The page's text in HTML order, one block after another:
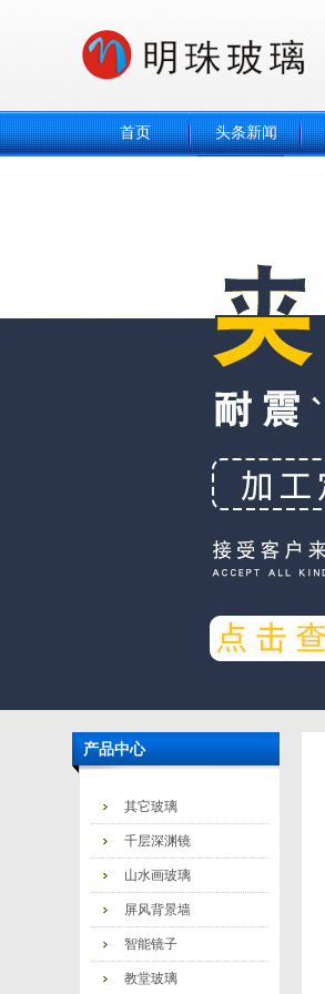
首页 头条新闻
产品中心
其它玻璃
千层深渊镜
山水画玻璃
屏风背景墙
智能镜子
教堂玻璃